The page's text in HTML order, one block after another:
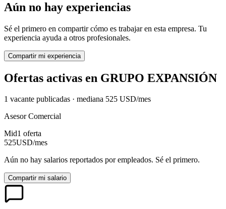
Aún no hay experiencias
Sé el primero en compartir cómo es trabajar en esta empresa. Tu
experiencia ayuda a otros profesionales.
Compartir mi experiencia
Ofertas activas en GRUPO EXPANSIÓN
1 vacante publicadas · mediana 525 USD/mes
Asesor Comercial
Mid1 oferta
525USD/mes
Aún no hay salarios reportados por empleados. Sé el primero.
Compartir mi salario